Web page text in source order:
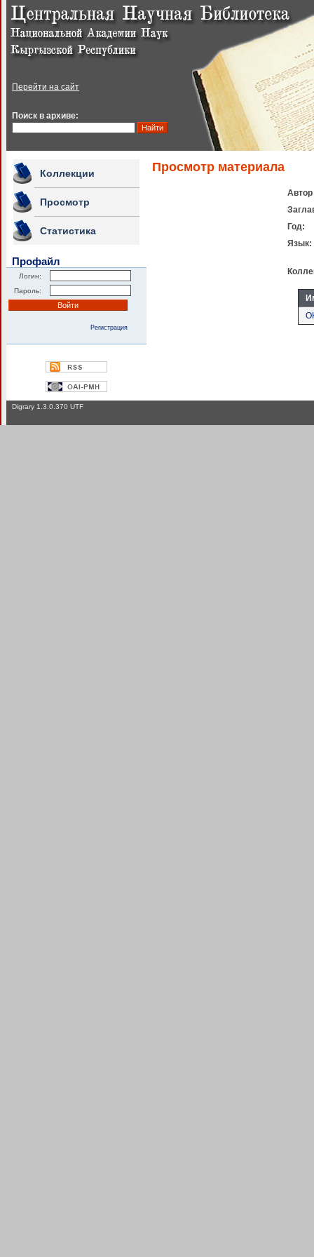
Перейти на сайт
Поиск в архиве:
Коллекции
Просмотр
Статистика
Профайл
Логин:
Пароль:
Регистрация
Просмотр материала
Год:
Язык:
Digrary 1.3.0.370 UTF